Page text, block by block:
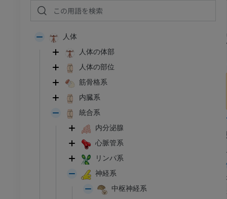
人体
人体の体部
人体の部位
筋骨格系
内臓系
統合系
内分泌腺
心脈管系
リンパ系
神経系
中枢神経系